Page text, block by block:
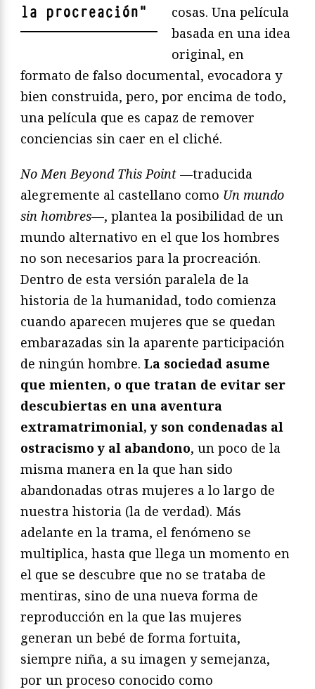
la procreación"
cosas. Una película
basada en una idea
original, en
formato de falso documental, evocadora y
bien construida, pero, por encima de todo,
una película que es capaz de remover
conciencias sin caer en el cliché.
No Men Beyond This Point —traducida
alegremente al castellano como Un mundo
sin hombres—, plantea la posibilidad de un
mundo alternativo en el que los hombres
no son necesarios para la procreación.
Dentro de esta versión paralela de la
historia de la humanidad, todo comienza
cuando aparecen mujeres que se quedan
embarazadas sin la aparente participación
de ningún hombre. La sociedad asume
que mienten, o que tratan de evitar ser
descubiertas en una aventura
extramatrimonial, y son condenadas al
ostracismo y al abandono, un poco de la
misma manera en la que han sido
abandonadas otras mujeres a lo largo de
nuestra historia (la de verdad). Más
adelante en la trama, el fenómeno se
multiplica, hasta que llega un momento en
el que se descubre que no se trataba de
mentiras, sino de una nueva forma de
reproducción en la que las mujeres
generan un bebé de forma fortuita,
siempre niña, a su imagen y semejanza,
por un proceso conocido como